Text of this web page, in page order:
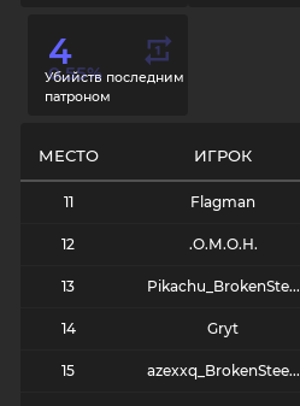
4
Убийств последним
патроном
0.55%
МЕСТО ИГРОК
11 Flagman
12 .О.М.О.Н.
13 Pikachu_BrokenSte...
14 Gryt
15 azexxq_BrokenStee...